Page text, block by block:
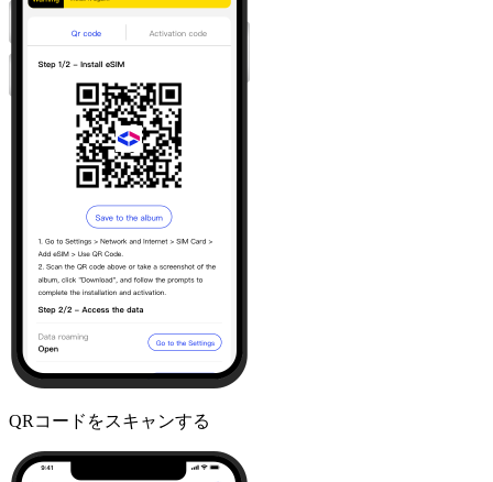
QRコードをスキャンする